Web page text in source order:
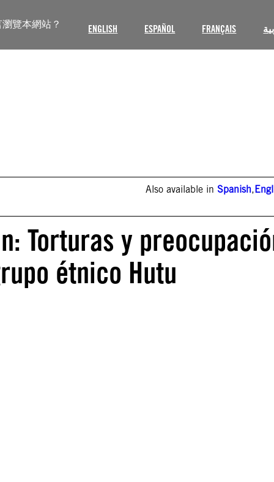
覽本網站？ ENGLISH ESPAÑOL FRANÇAIS
Also available inSpanish,
Torturas y
étnico Hutu